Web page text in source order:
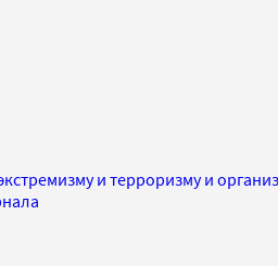
и терроризму и